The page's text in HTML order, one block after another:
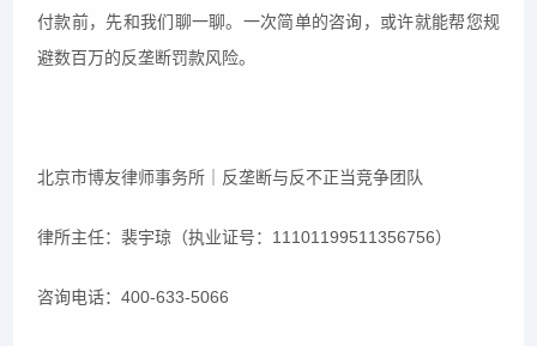
付款前，先和我们聊一聊。一次简单的咨询，或许就能帮您规
避数百万的反垄断罚款风险。
北京市博友律师事务所｜反垄断与反不正当竞争团队
律所主任：裴宇琼（执业证号：11101199511356756）
咨询电话：400-633-5066